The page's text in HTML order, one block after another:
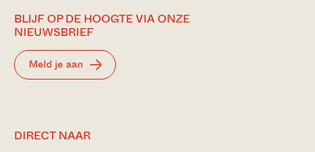
BLIJF OP DE HOOGTE VIA ONZE
NIEUWSBRIEF
Meld je aan
DIRECT NAAR